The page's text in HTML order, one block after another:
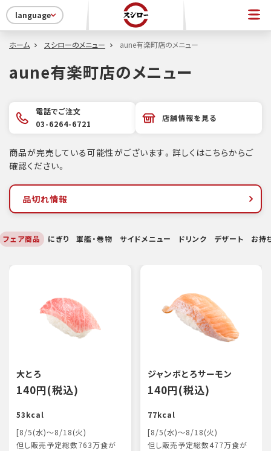
language
ホーム スシローのメニュー aune有楽町店のメニュー
aune有楽町店のメニュー
電話でご注文
03-6264-6721
店舗情報を見る
商品が完売している可能性がございます。詳しくはこちらからご
確認ください。
品切れ情報
フェア商品 にぎり 軍艦・巻物 サイドメニュー ドリンク デザート お持
大とろ
140円(税込)
53kcal
[8/5(水)～8/18(火)
但し販売予定総数763万食が
ジャンボとろサーモン
140円(税込)
77kcal
[8/5(水)～8/18(火)
但し販売予定総数477万食が